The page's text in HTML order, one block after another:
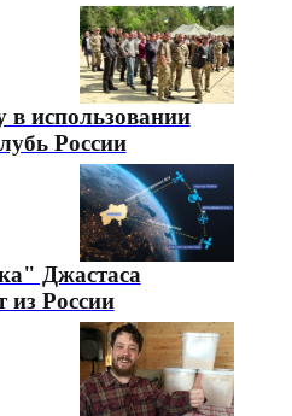
в использовании
России
Джастаса
из России